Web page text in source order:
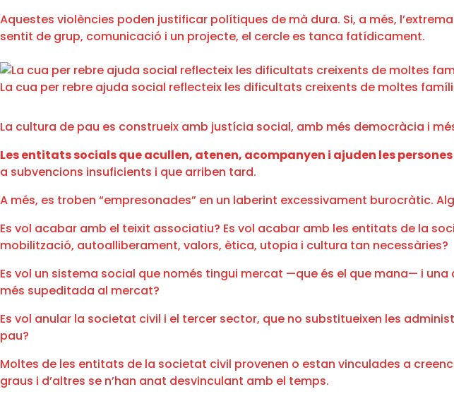
Aquestes violències poden justificar polítiques de mà dura. Si, a més,
sentit de grup, comunicació i un projecte, el cercle es tanca fatídicament.
La cua per rebre ajuda social reflecteix les dificultats creixents de moltes
La cultura de pau es construeix amb justícia social, amb més democràcia i
Les entitats socials que acullen, atenen, acompanyen i ajuden les
a subvencions insuficients i que arriben tard.
A més, es troben “empresonades” en un laberint excessivament burocràtic.
Es vol acabar amb el teixit associatiu? Es vol acabar amb les entitats de la
mobilització, autoalliberament, valors, ètica, utopia i cultura tan necessàries?
Es vol un sistema social que només tingui mercat —que és el que mana— i
més supeditada al mercat?
Es vol anular la societat civil i el tercer sector, que no substitueixen les
pau?
Moltes de les entitats de la societat civil provenen o estan vinculades a
graus i d’altres se n’han anat desvinculant amb el temps.